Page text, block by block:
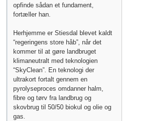
opfinde sådan et fundament,
fortæller han.
Herhjemme er Stiesdal blevet kaldt
“regeringens store håb”, når det
kommer til at gøre landbruget
klimaneutralt med teknologien
“SkyClean”. En teknologi der
ultrakort fortalt gennem en
pyrolyseproces omdanner halm,
fibre og tørv fra landbrug og
skovbrug til 50/50 biokul og olie og
gas.